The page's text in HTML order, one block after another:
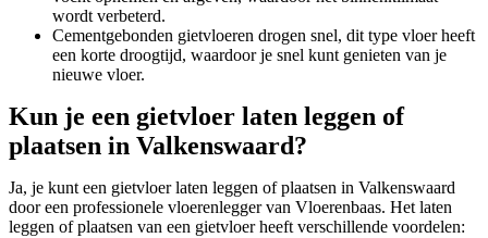
wordt verbeterd.
Cementgebonden gietvloeren drogen snel, dit type vloer heeft
een korte droogtijd, waardoor je snel kunt genieten van je
nieuwe vloer.
Kun je een gietvloer laten leggen of
plaatsen in Valkenswaard?
Ja, je kunt een gietvloer laten leggen of plaatsen in Valkenswaard
door een professionele vloerenlegger van Vloerenbaas. Het laten
leggen of plaatsen van een gietvloer heeft verschillende voordelen: